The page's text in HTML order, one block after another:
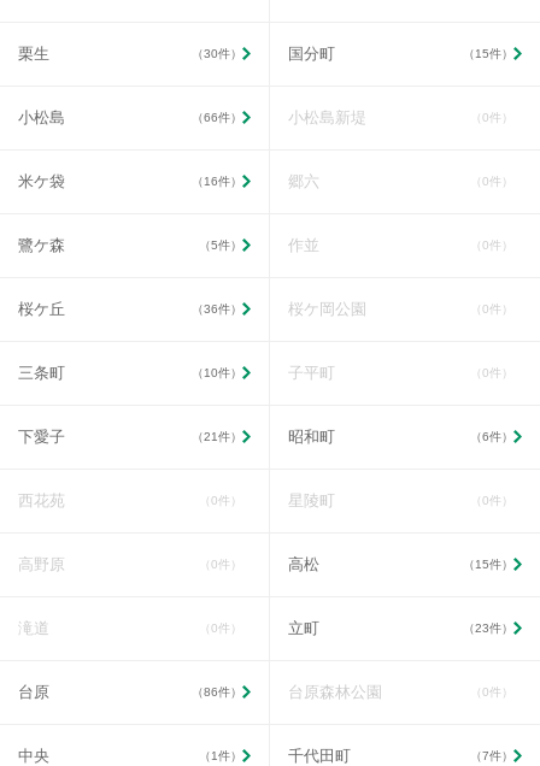
栗生 （30件） 国分町 （15件）
小松島 （66件） 小松島新堤 （0件）
米ケ袋 （16件） 郷六 （0件）
鷺ケ森 （5件） 作並 （0件）
桜ケ丘 （36件） 桜ケ岡公園 （0件）
三条町 （10件） 子平町 （0件）
下愛子 （21件） 昭和町 （6件）
西花苑 （0件） 星陵町 （0件）
高野原 （0件） 高松 （15件）
滝道 （0件） 立町 （23件）
台原 （86件） 台原森林公園 （0件）
中央 （1件） 千代田町 （7件）